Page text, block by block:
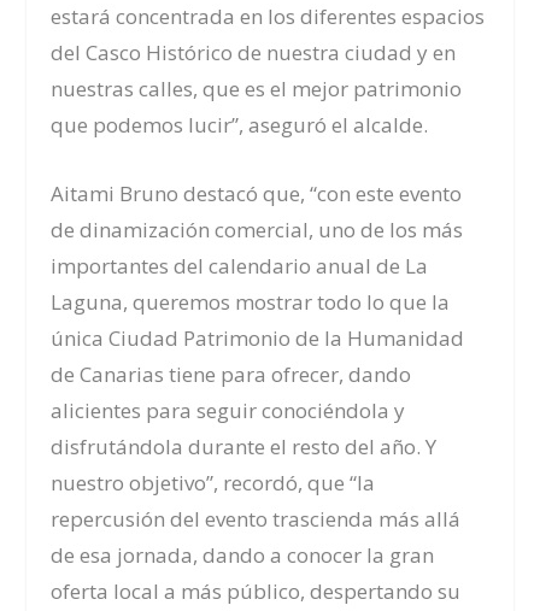
estará concentrada en los diferentes espacios
del Casco Histórico de nuestra ciudad y en
nuestras calles, que es el mejor patrimonio
que podemos lucir”, aseguró el alcalde.
Aitami Bruno destacó que, “con este evento
de dinamización comercial, uno de los más
importantes del calendario anual de La
Laguna, queremos mostrar todo lo que la
única Ciudad Patrimonio de la Humanidad
de Canarias tiene para ofrecer, dando
alicientes para seguir conociéndola y
disfrutándola durante el resto del año. Y
nuestro objetivo”, recordó, que “la
repercusión del evento trascienda más allá
de esa jornada, dando a conocer la gran
oferta local a más público, despertando su